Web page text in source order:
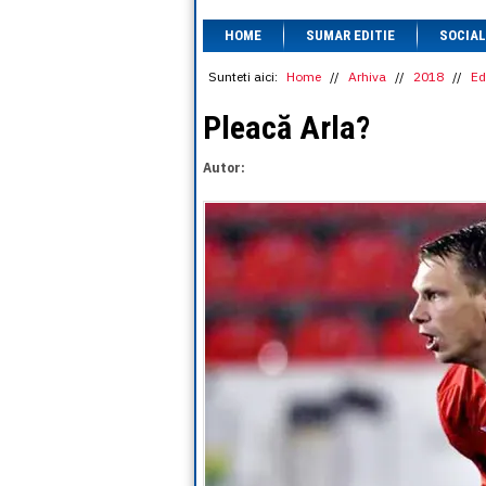
HOME SUMAR EDITIE SOCIAL
Sunteti aici: Home // Arhiva // 2018 //
Pleacă Arla?
Autor: